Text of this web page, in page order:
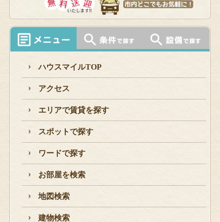
ハウスマイルTOP
アクセス
エリアで賃貸を探す
スポットで探す
ワードで探す
お部屋を検索
地図検索
建物検索